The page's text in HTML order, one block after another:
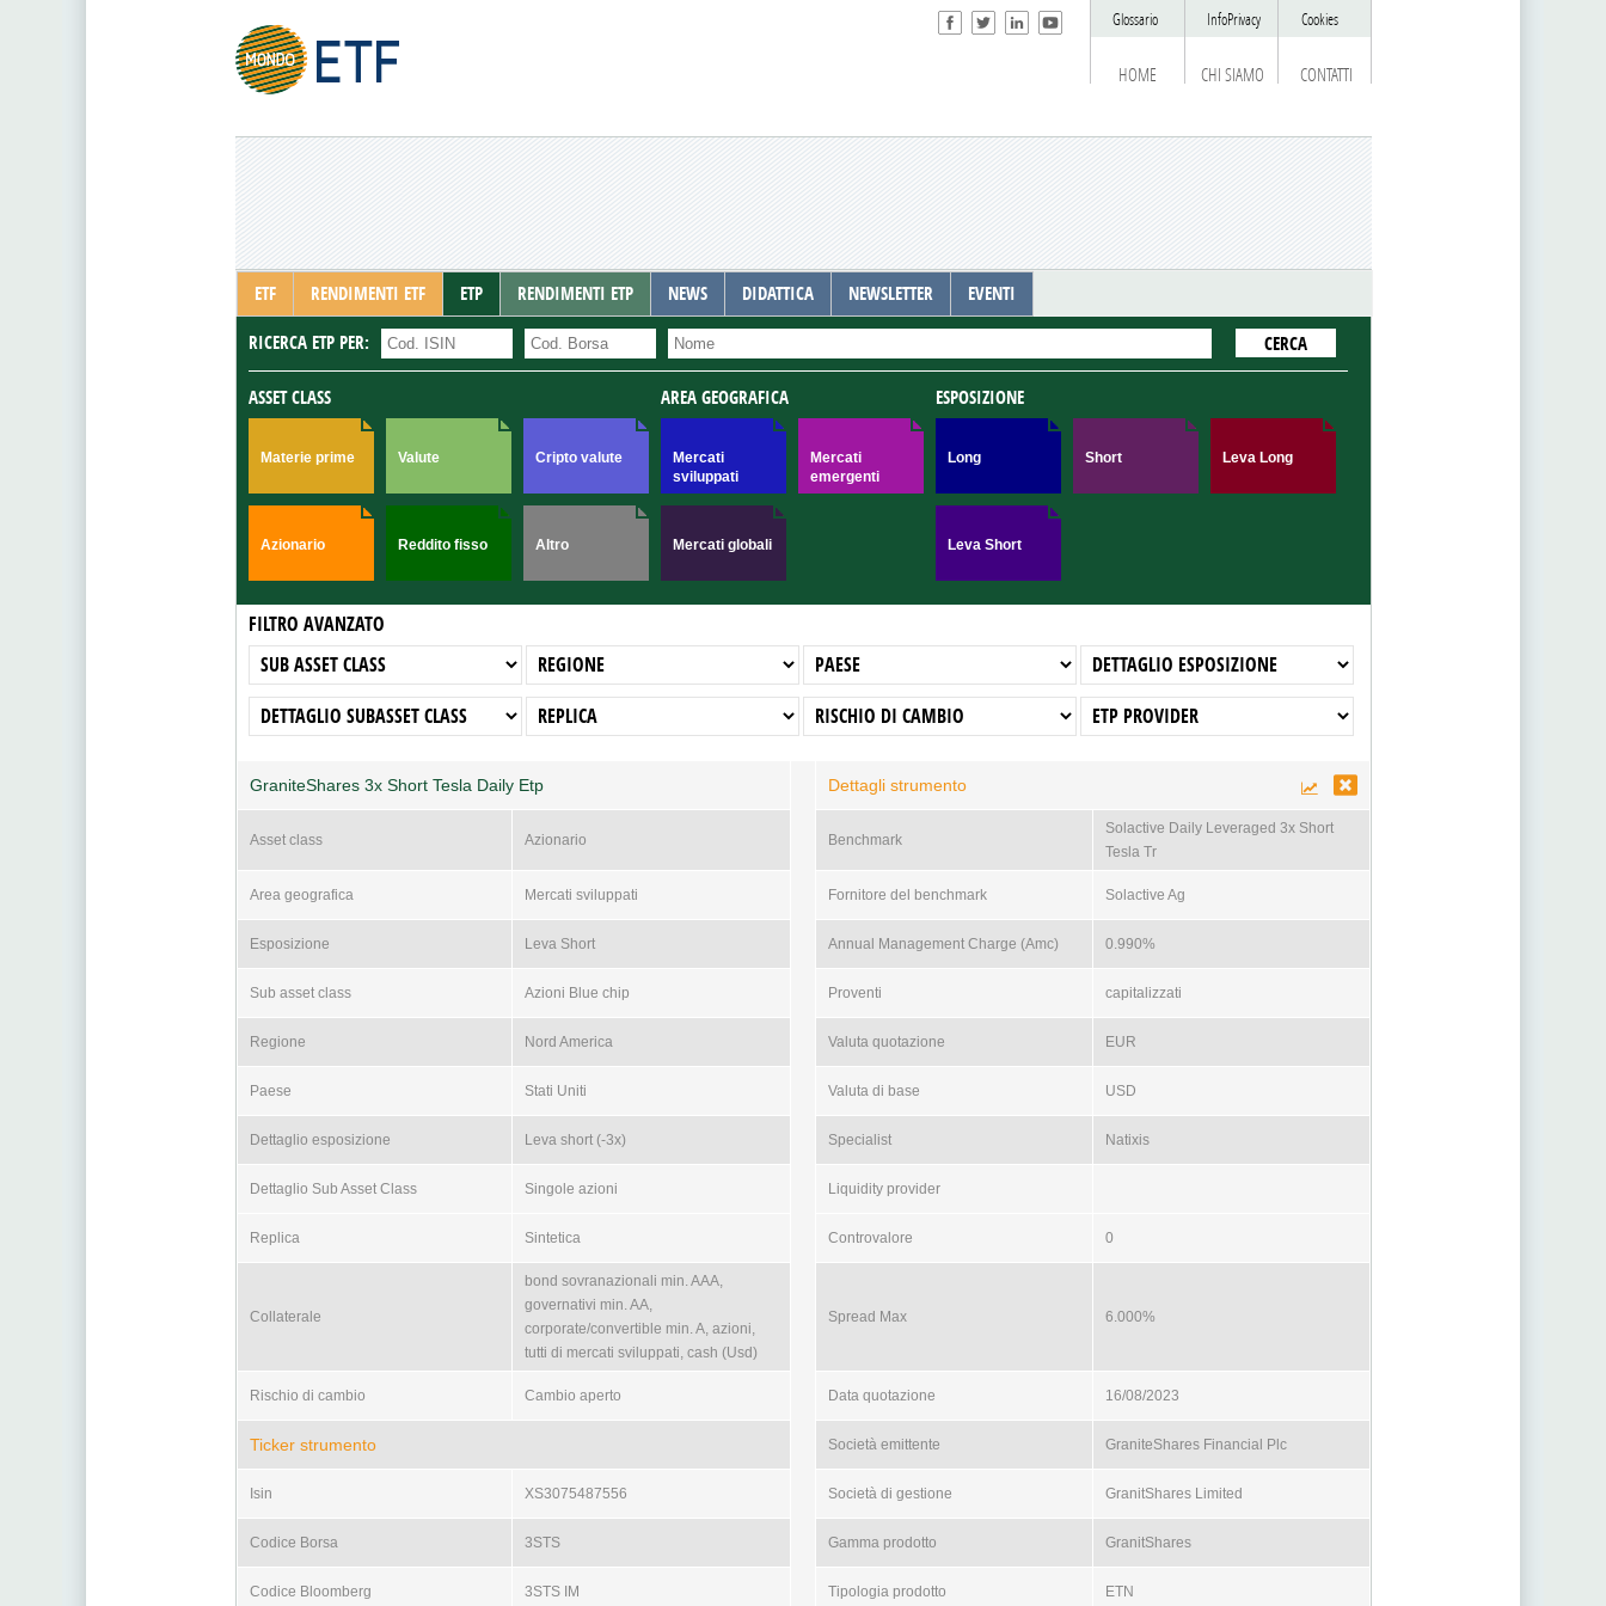
HOME CHI SIAMO CONTATTI
Glossario InfoPrivacy Cookies
ETF RENDIMENTI ETF ETP RENDIMENTI ETP NEWS DIDATTICA NEWSLETTER EVENTI
RICERCA ETP PER:
ASSET CLASS
Materie prime Valute Cripto valute
Azionario Reddito fisso Altro
AREA GEOGRAFICA
Mercati
sviluppati
Mercati
emergenti
Mercati globali
ESPOSIZIONE
Long Short Leva Long
Leva Short
FILTRO AVANZATO
GraniteShares 3x Short Tesla Daily Etp Dettagli strumento
Asset class Azionario Benchmark
Solactive Daily Leveraged 3x Short
Tesla Tr
Area geografica Mercati sviluppati Fornitore del benchmark Solactive Ag
Esposizione Leva Short Annual Management Charge (Amc) 0.990%
Sub asset class Azioni Blue chip Proventi capitalizzati
Regione Nord America Valuta quotazione EUR
Paese Stati Uniti Valuta di base USD
Dettaglio esposizione Leva short (-3x) Specialist Natixis
Dettaglio Sub Asset Class Singole azioni Liquidity provider
Replica Sintetica Controvalore 0
Collaterale
bond sovranazionali min. AAA,
governativi min. AA,
corporate/convertible min. A, azioni,
tutti di mercati sviluppati, cash (Usd)
Spread Max 6.000%
Rischio di cambio Cambio aperto Data quotazione 16/08/2023
Ticker strumento Società emittente GraniteShares Financial Plc
Isin XS3075487556 Società di gestione GranitShares Limited
Codice Borsa 3STS Gamma prodotto GranitShares
Codice Bloomberg 3STS IM Tipologia prodotto ETN